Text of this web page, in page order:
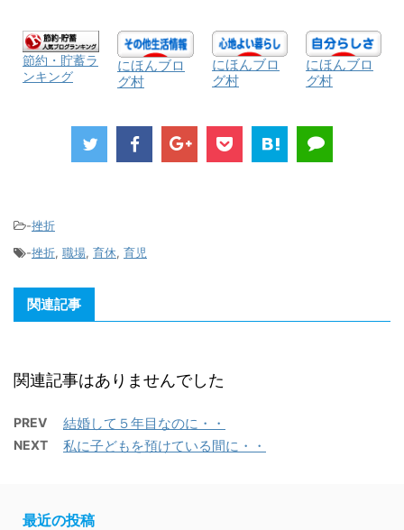
節約・貯蓄ラ
ンキング
にほんブロ
グ村
にほんブロ
グ村
にほんブロ
グ村
-挫折
-挫折, 職場, 育休, 育児
関連記事
関連記事はありませんでした
PREV 結婚して５年目なのに・・
NEXT 私に子どもを預けている間に・・
最近の投稿